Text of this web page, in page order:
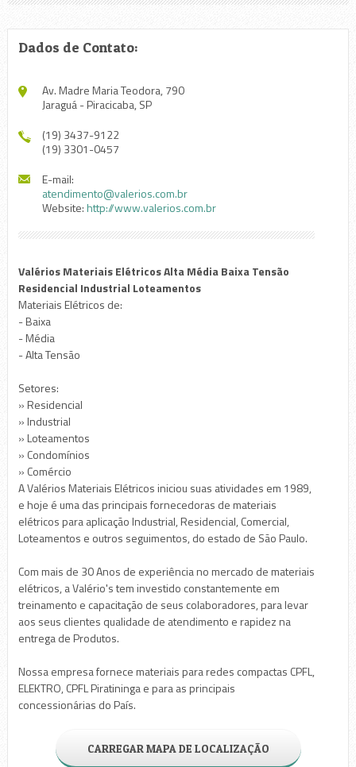
Dados de Contato:
Av. Madre Maria Teodora, 790
Jaraguá - Piracicaba, SP
(19) 3437-9122
(19) 3301-0457
E-mail:
atendimento@valerios.com.br
Website:http://www.valerios.com.br
Valérios Materiais Elétricos Alta Média Baixa Tensão
Residencial Industrial Loteamentos
Materiais Elétricos de:
- Baixa
- Média
- Alta Tensão
Setores:
» Residencial
» Industrial
» Loteamentos
» Condomínios
» Comércio
A Valérios Materiais Elétricos iniciou suas atividades em 1989,
e hoje é uma das principais fornecedoras de materiais
elétricos para aplicação Industrial, Residencial, Comercial,
Loteamentos e outros seguimentos, do estado de São Paulo.
Com mais de 30 Anos de experiência no mercado de materiais
elétricos, a Valério's tem investido constantemente em
treinamento e capacitação de seus colaboradores, para levar
aos seus clientes qualidade de atendimento e rapidez na
entrega de Produtos.
Nossa empresa fornece materiais para redes compactas CPFL,
ELEKTRO, CPFL Piratininga e para as principais
concessionárias do País.
CARREGAR MAPA DE LOCALIZAÇÃO